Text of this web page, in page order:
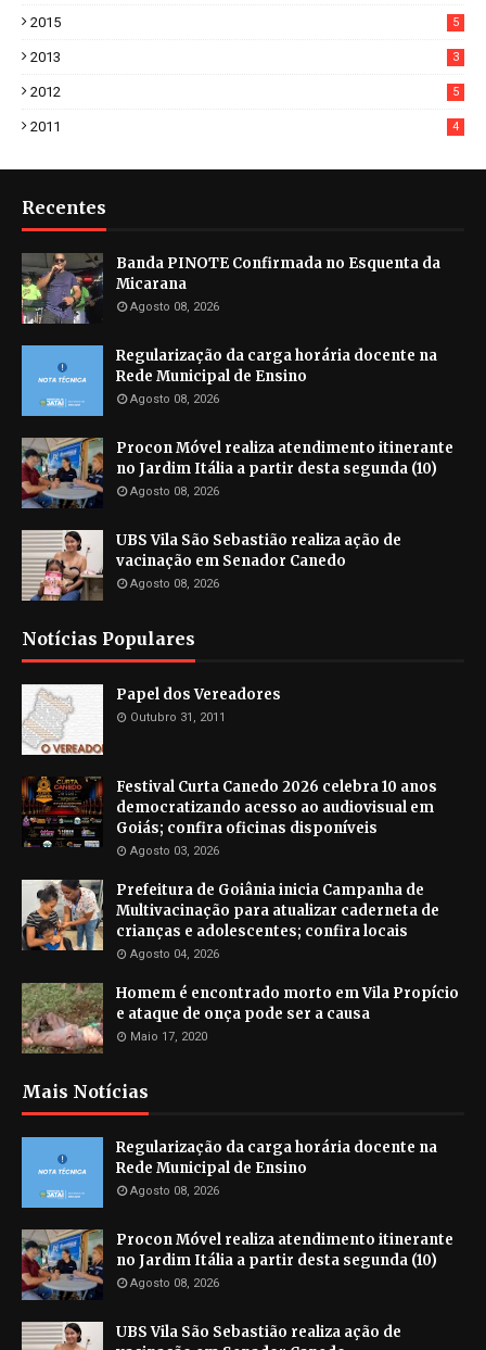
2015 5
2013 3
2012 5
2011 4
Recentes
Banda PINOTE Confirmada no Esquenta da
Micarana
Agosto 08, 2026
Regularização da carga horária docente na
Rede Municipal de Ensino
Agosto 08, 2026
Procon Móvel realiza atendimento itinerante
no Jardim Itália a partir desta segunda (10)
Agosto 08, 2026
UBS Vila São Sebastião realiza ação de
vacinação em Senador Canedo
Agosto 08, 2026
Notícias Populares
Papel dos Vereadores
Outubro 31, 2011
Festival Curta Canedo 2026 celebra 10 anos
democratizando acesso ao audiovisual em
Goiás; confira oficinas disponíveis
Agosto 03, 2026
Prefeitura de Goiânia inicia Campanha de
Multivacinação para atualizar caderneta de
crianças e adolescentes; confira locais
Agosto 04, 2026
Homem é encontrado morto em Vila Propício
e ataque de onça pode ser a causa
Maio 17, 2020
Mais Notícias
Regularização da carga horária docente na
Rede Municipal de Ensino
Agosto 08, 2026
Procon Móvel realiza atendimento itinerante
no Jardim Itália a partir desta segunda (10)
Agosto 08, 2026
UBS Vila São Sebastião realiza ação de